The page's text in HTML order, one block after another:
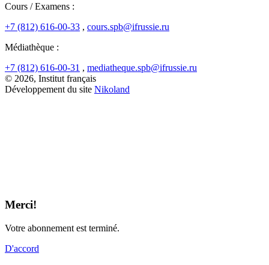
Cours / Examens :
+7 (812) 616-00-33 , cours.spb@ifrussie.ru
Médiathèque :
+7 (812) 616-00-31 , mediatheque.spb@ifrussie.ru
© 2026, Institut français
Développement du site Nikoland
Merci!
Votre abonnement est terminé.
D'accord